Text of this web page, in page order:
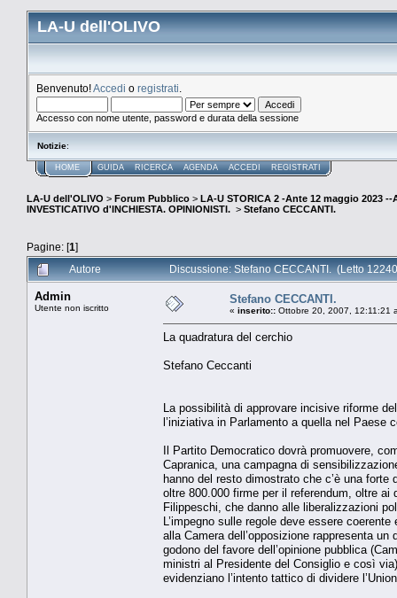
LA-U dell'OLIVO
Benvenuto!Accedi o registrati
Accesso con nome utente, password e durata della sessione
Notizie:
HOME GUIDA RICERCA AGENDA ACCEDI REGISTRATI
LA-U dell'OLIVO > Forum Pubblico > LA-U STORICA 2 -Ante 12 maggio 2023 --
INVESTICATIVO d'INCHIESTA. OPINIONISTI. > Stefano CECCANTI.
Pagine: [1]
Autore
Discussione: Stefano CECCANTI. (Letto
Admin
Utente non iscritto
Stefano CECCANTI.
« inserito:: Ottobre 20, 2007, 12:11:21
La quadratura del cerchio
Stefano Ceccanti
La possibilità di approvare incisive riforme
l’iniziativa in Parlamento a quella nel Paese
Il Partito Democratico dovrà promuovere,
Capranica, una campagna di
hanno del resto dimostrato che c’è una
oltre 800.000 firme per il referendum, oltre
Filippeschi, che danno alle liberalizzazioni
L’impegno sulle regole deve essere
alla Camera dell’opposizione rappresenta
godono del favore dell’opinione pubblica
ministri al Presidente del Consiglio e così
evidenziano l’intento tattico di dividere